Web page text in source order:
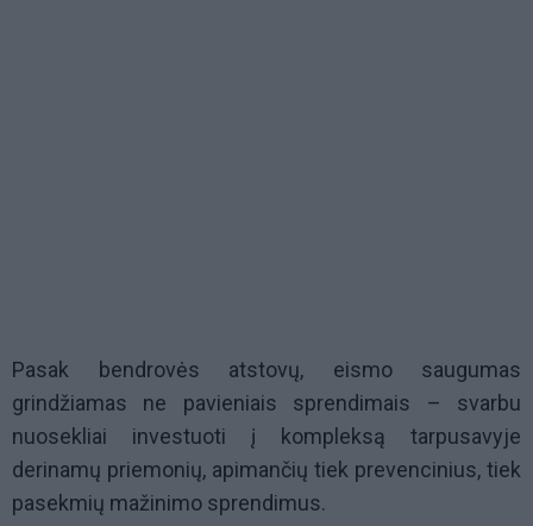
Pasak bendrovės atstovų, eismo saugumas
grindžiamas ne pavieniais sprendimais – svarbu
nuosekliai investuoti į kompleksą tarpusavyje
derinamų priemonių, apimančių tiek prevencinius, tiek
pasekmių mažinimo sprendimus.